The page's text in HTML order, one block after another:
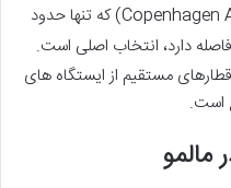
فرودگاه کپنهاگ (Copenhagen Airport – CPH) که تنها حدود
فاصله دارد، انتخاب اصلی است.
مستقیم از ایستگاه های
است.